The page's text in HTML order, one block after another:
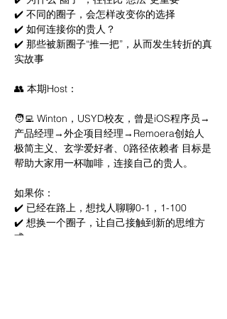
✔️ 不同的圈子，会怎样改变你的选择
✔️ 如何连接你的贵人？
✔️ 那些被新圈子“推一把”，从而发生转折的真
实故事
👥 本期Host：
🧑‍💻 Winton，USYD校友，曾是iOS程序员→
产品经理→外企项目经理→Remoera创始人
极简主义、玄学爱好者、0路径依赖者 目标是
帮助大家用一杯咖啡，连接自己的贵人。
如果你：
✔️ 已经在路上，想找人聊聊0-1，1-100
✔️ 想换一个圈子，让自己接触到新的思维方
式